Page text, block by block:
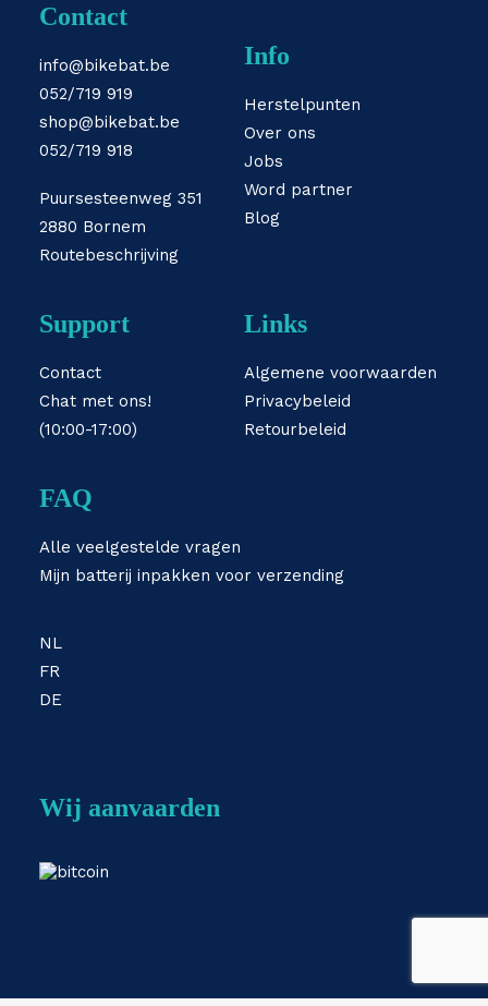
Contact
info@bikebat.be
052/719 919
shop@bikebat.be
052/719 918
Puursesteenweg 351
2880 Bornem
Routebeschrijving
Info
Herstelpunten
Over ons
Jobs
Word partner
Blog
Support
Contact
Chat met ons!
(10:00-17:00)
Links
Algemene voorwaarden
Privacybeleid
Retourbeleid
FAQ
Alle veelgestelde vragen
Mijn batterij inpakken voor verzending
NL
FR
DE
Wij aanvaarden